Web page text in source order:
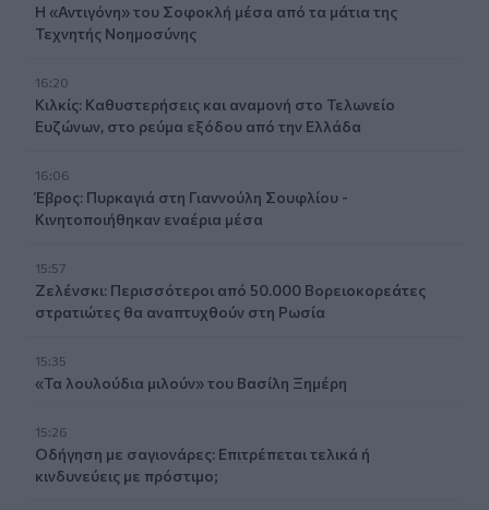
Η «Αντιγόνη» του Σοφοκλή μέσα από τα μάτια της
Τεχνητής Νοημοσύνης
16:20
Κιλκίς: Καθυστερήσεις και αναμονή στο Τελωνείο
Ευζώνων, στο ρεύμα εξόδου από την Ελλάδα
16:06
Έβρος: Πυρκαγιά στη Γιαννούλη Σουφλίου -
Κινητοποιήθηκαν εναέρια μέσα
15:57
Ζελένσκι: Περισσότεροι από 50.000 Βορειοκορεάτες
στρατιώτες θα αναπτυχθούν στη Ρωσία
15:35
«Τα λουλούδια μιλούν» του Βασίλη Ξημέρη
15:26
Οδήγηση με σαγιονάρες: Επιτρέπεται τελικά ή
κινδυνεύεις με πρόστιμο;